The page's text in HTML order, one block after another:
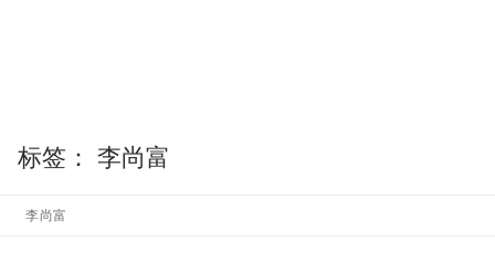
标签： 李尚富
李尚富